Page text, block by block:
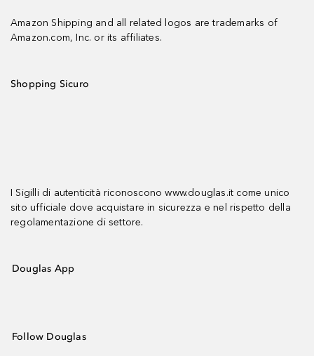
Amazon Shipping and all related logos are trademarks of
Amazon.com, Inc. or its affiliates.
Shopping Sicuro
I Sigilli di autenticità riconoscono www.douglas.it come unico
sito ufficiale dove acquistare in sicurezza e nel rispetto della
regolamentazione di settore.
Douglas App
Follow Douglas